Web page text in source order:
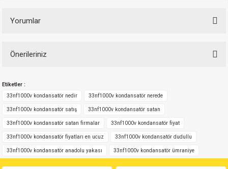
Yorumlar
Önerileriniz
yetersiz gördüğünüz noktaları öneri formunu kullanarak tarafımıza
iletebilirsiniz.
Görüş ve önerileriniz için teşekkür ederiz.
Ürün bilgilerinde hatalar bulunuyor.
Etiketler :
33nf1000v kondansatör nedir
33nf1000v kondansatör nerede
33nf1000v kondansatör satış 33nf1000v kondansatör satan
33nf1000v kondansatör satan firmalar 33nf1000v kondansatör fiyat
33nf1000v kondansatör fiyatları en ucuz 33nf1000v kondansatör dudullu
33nf1000v kondansatör anadolu yakası 33nf1000v kondansatör ümraniye